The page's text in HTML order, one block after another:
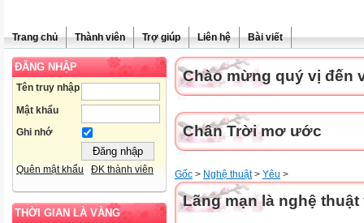
Trang chủ Thành viên Trợ giúp Liên hệ Bài viết
ĐĂNG NHẬP
Tên truy nhập
Mật khẩu
Ghi nhớ
Quên mật khẩu ĐK thành viên
THỜI GIAN LÀ VÀNG
Chào mừng quý vị đến
Chân Trời mơ ước
Gốc > Nghệ thuật> Yêu >
Lãng mạn là nghệ